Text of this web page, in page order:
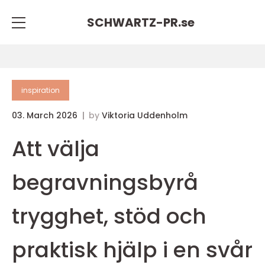
SCHWARTZ-PR.se
inspiration
03. March 2026 by Viktoria Uddenholm
Att välja
begravningsbyrå
trygghet, stöd och
praktisk hjälp i en svår